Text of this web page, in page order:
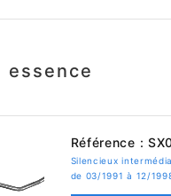
essence
Référence :
Silencieux
de 03/1991 à 12/